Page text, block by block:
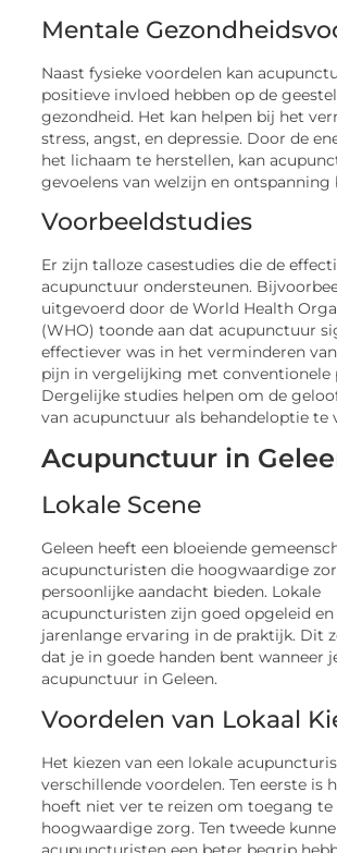
Mentale
Naast fysieke voordelen kan
positieve invloed hebben op de
gezondheid. Het kan helpen bij het
stress, angst, en depressie. Door de
het lichaam te herstellen, kan
gevoelens van welzijn en ontspanning
Voorbeeldstudies
Er zijn talloze casestudies die de
acupunctuur ondersteunen.
uitgevoerd door de World Health
(WHO) toonde aan dat acupunctuur
effectiever was in het verminderen
pijn in vergelijking met conventionele
Dergelijke studies helpen om de
van acupunctuur als behandeloptie te
Acupunctuur in
Lokale Scene
Geleen heeft een bloeiende
acupuncturisten die hoogwaardige
persoonlijke aandacht bieden. Lokale
acupuncturisten zijn goed opgeleid en
jarenlange ervaring in de praktijk. Dit
dat je in goede handen bent wanneer
acupunctuur in Geleen.
Voordelen van Lokaal
Het kiezen van een lokale
verschillende voordelen. Ten eerste is
hoeft niet ver te reizen om toegang
hoogwaardige zorg. Ten tweede
acupuncturisten een beter begrip